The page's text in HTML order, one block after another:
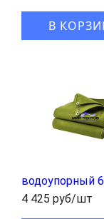
В
водоупорный
4 425 руб/шт